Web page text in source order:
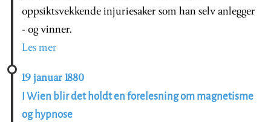
oppsiktsvekkende injuriesaker som han selv anlegger
- og vinner.
Les mer
19 januar 1880
I Wien blir det holdt en forelesning om magnetisme
og hypnose